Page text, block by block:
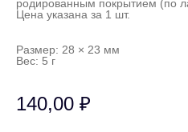
родированным покрытием (по
Цена указана за 1 шт.
Размер: 28 × 23 мм
Вес: 5 г
140,00 ₽